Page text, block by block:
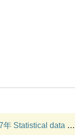
on nursing service in Japan